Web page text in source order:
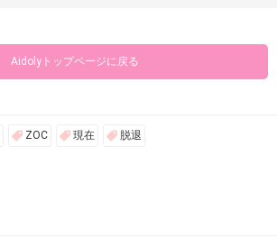
Aidolyトップページに戻る
ZOC 現在 脱退